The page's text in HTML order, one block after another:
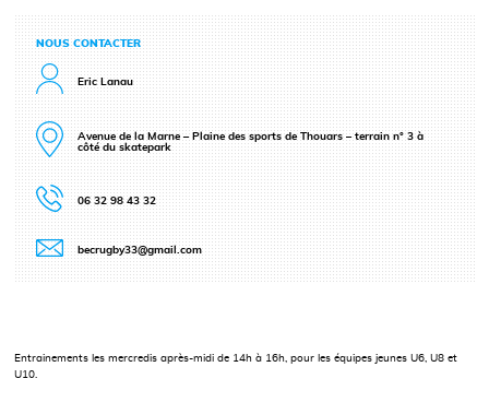
NOUS CONTACTER
Eric Lanau
Avenue de la Marne – Plaine des sports de Thouars – terrain n° 3 à
côté du skatepark
06 32 98 43 32
becrugby33@gmail.com
Entrainements les mercredis après-midi de 14h à 16h, pour les équipes jeunes U6, U8 et
U10.